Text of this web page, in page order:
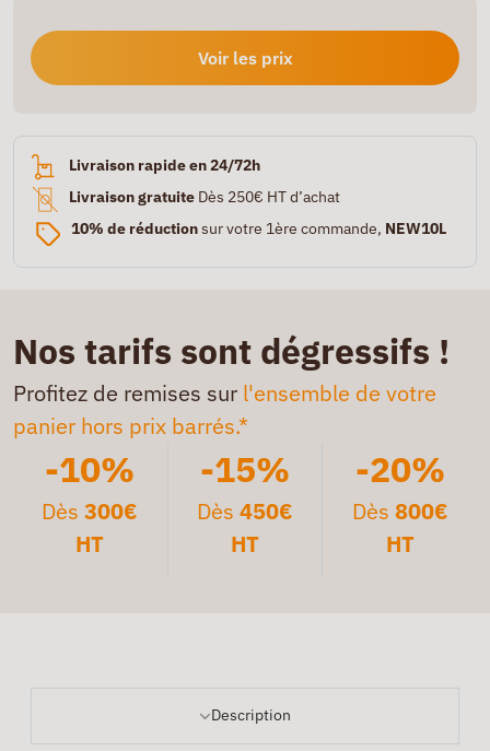
Voir les prix
Livraison rapide en 24/72h
Livraison gratuite Dès 250€ HT d’achat
10% de réductionsur votre 1ère commande, NEW10L
Nos tarifs sont dégressifs !
Profitez de remises sur l'ensemble de votre
panier hors prix barrés.*
-10%
Dès300€
HT
-15%
Dès 450€
HT
-20%
Dès 800€
HT
Description